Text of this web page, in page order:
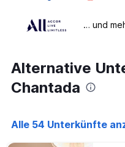
… und
Alternative
Chantada
Alle 54 Unterkünfte